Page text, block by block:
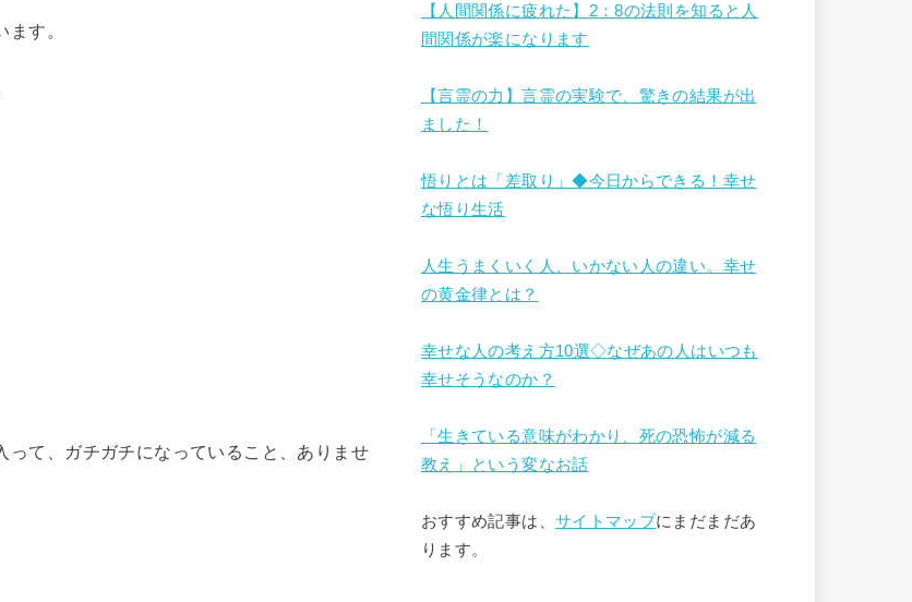
す。
て、ガチガチになっていること、ありませ
【人間関係に疲れた】2：8の法則を知ると人
間関係が楽になります
【言霊の力】言霊の実験で、驚きの結果が出
ました！
悟りとは「差取り」◆今日からできる！幸せ
な悟り生活
人生うまくいく人、いかない人の違い。幸せ
の黄金律とは？
幸せな人の考え方10選◇なぜあの人はいつも
幸せそうなのか？
「生きている意味がわかり、死の恐怖が減る
教え」という変なお話
おすすめ記事は、 サイトマップにまだまだあ
ります。